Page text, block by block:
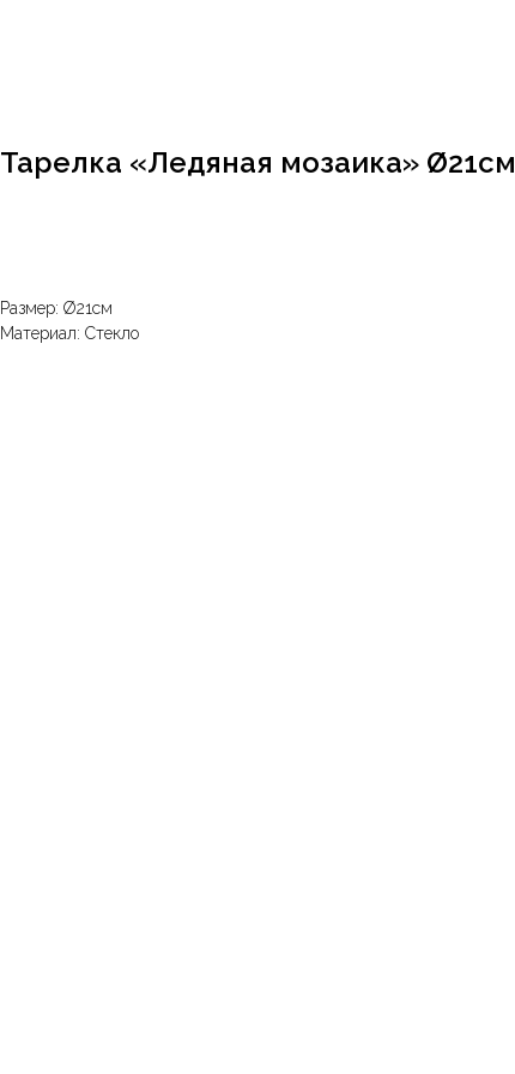
Тарелка «Ледяная мозаика» Ø21см
Размер: Ø21см
Материал: Стекло